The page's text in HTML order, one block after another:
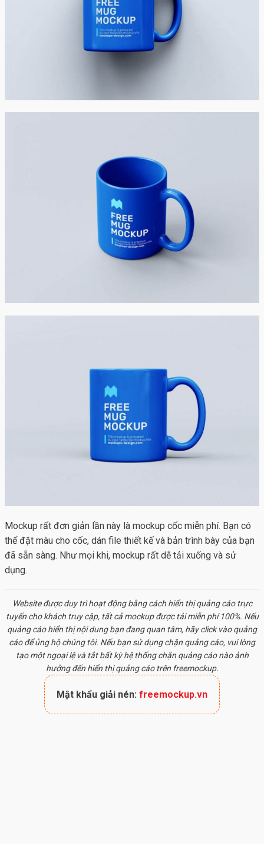
Mockup rất đơn giản lần này là mockup cốc miễn phí. Bạn có
thể đặt màu cho cốc, dán file thiết kế và bản trình bày của bạn
đã sẵn sàng. Như mọi khi, mockup rất dễ tải xuống và sử
dụng.
Website được duy trì hoạt động bằng cách hiển thị quảng cáo trực
tuyến cho khách truy cập, tất cả mockupđược tải miễn phí 100%. Nếu
quảng cáo hiển thị nội dung bạn đang quan tâm, hãy click vào quảng
cáo để ủng hộ chúng tôi. Nếu bạn sử dụng chặn quảng cáo, vui lòng
tạo một ngoại lệ và tắt bất kỳ hệ thống chặn quảng cáo nào ảnh
hưởng đến hiển thị quảng cáo trên freemockup.
Mật khẩu giải nén: freemockup.vn